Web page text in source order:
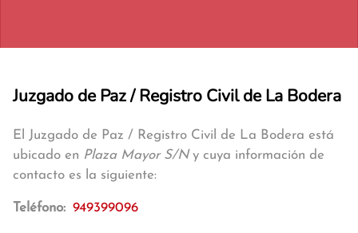
Juzgado de Paz / Registro Civil de La Bodera
El Juzgado de Paz / Registro Civil de La Bodera está
ubicado en Plaza Mayor S/Ny cuya información de
contacto es la siguiente:
Teléfono: 949399096